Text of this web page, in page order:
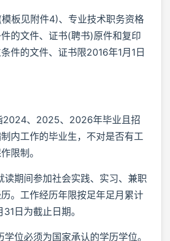
板见附件4)、专业技术职务资格
的文件、证书(聘书)原件和复印
件的文件、证书限2016年1月1日
2024、2025、2026年毕业且招
内工作的毕业生，不对是否有工
限制。
读期间参加社会实践、实习、兼职
。工作经历年限按足年足月累计
日为截止日期。
位必须为国家承认的学历学位。